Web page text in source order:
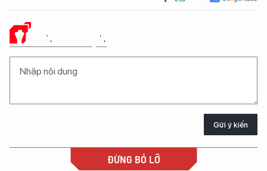
Ý KIẾN CỦA BẠN
Gửi ý kiến
ĐỪNG BỎ LỠ